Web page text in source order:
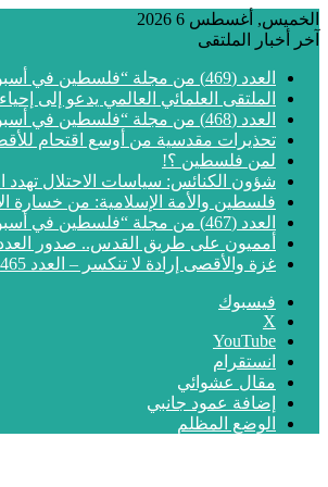
الخميس, أغسطس 6 2026
آخر أخبار الملتقى
العدد (469) من مجلة “فلسطين في أسبوع” بعنوان: أين العجب من مما يجري في فلسطين
الملتقى العلمائي العالمي يدعو إلى
العدد (468) من مجلة “فلسطين في أسبوع” بعنوان: وسوف تُسألون عن الأقصى
تحذيرات مقدسية من أوسع اقتحام
لمن فلسطين ؟!
شؤون الكنائس: سياسات الاحتلال تهدد
فلسطين والأمة الإسلامية: من خسارة
العدد (467) من مجلة “فلسطين في أسبوع” بعنوان: لمن فلسطين؟
أمميون على طريق القدس.. صدور العدد (466) من مجلة “فلسطين في
غزة والأقصى إرادة لا تنكسر – العدد 465
فيسبوك
‫X
‫YouTube
انستقرام
مقال عشوائي
إضافة عمود جانبي
الوضع المظلم